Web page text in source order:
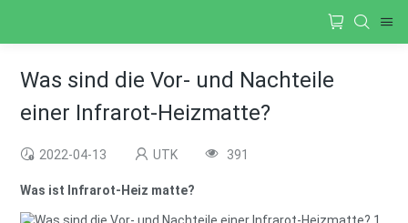
Was sind die Vor- und Nachteile
einer Infrarot-Heizmatte?
2022-04-13 UTK 391
Was ist Infrarot-Heiz matte?